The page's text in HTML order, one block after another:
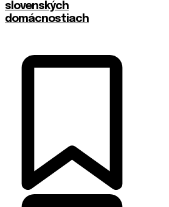
slovenských
domácnostiach